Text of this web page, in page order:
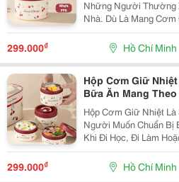
Những Người Thường
Nhà. Dù Là Mang
Dụng Trong Các
Thuận Tiện Và Giúp
Xếp Bữa...
299.000₫ Hồ Chí Minh
Hộp Cơm Giữ
Bữa Ăn Mang Theo
Hộp Cơm Giữ Nhiệt
Người Muốn Chuẩn Bị
Khi Đi Học, Đi Làm
Ngoài Trời. Với Thiết
Việc Mang Cơm Trở
Trong...
299.000₫ Hồ Chí Minh